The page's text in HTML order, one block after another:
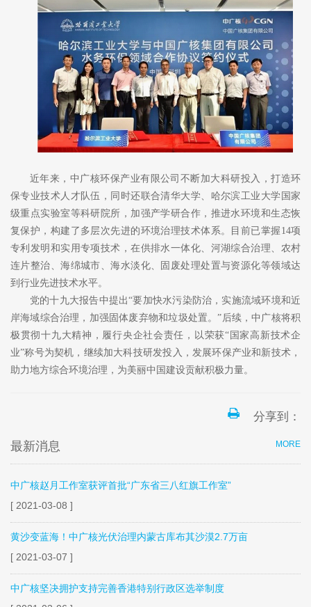
近年来，中广核环保产业有限公司不断加大科研投入，打造环
保专业技术人才队伍，同时还联合清华大学、哈尔滨工业大学国家
级重点实验室等科研院所，加强产学研合作，推进水环境和生态恢
复保护，构建了多层次先进的环境治理技术体系。目前已掌握 14项
专利发明和实用专项技术，在供排水一体化、河湖综合治理、农村
连片整治、海绵城市、海水淡化、固废处理处置与资源化等领域达
到行业先进技术水平。
党的十九大报告中提出“要加快水污染防治，实施流域环境和近
岸海域综合治理，加强固体废弃物和垃圾处置。” 后续，中广核将积
极贯彻十九大精神，履行央企社会责任，以荣获“ 国家高新技术企
业”称号为契机，继续加大科技研发投入，发展环保产业和新技术，
助力地方综合环境治理，为美丽中国建设贡献积极力量。
分享到：
MORE
最新消息
中广核赵月工作室获评首批“广东省三八红旗工作室”
[ 2021-03-08 ]
黄沙变蓝海！中广核光伏治理内蒙古库布其沙漠2.7万亩
[ 2021-03-07 ]
中广核坚决拥护支持完善香港特别行政区选举制度